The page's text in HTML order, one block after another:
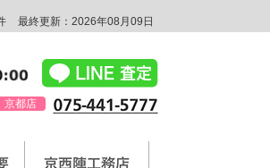
最終更新：2026年08月09日
京都店